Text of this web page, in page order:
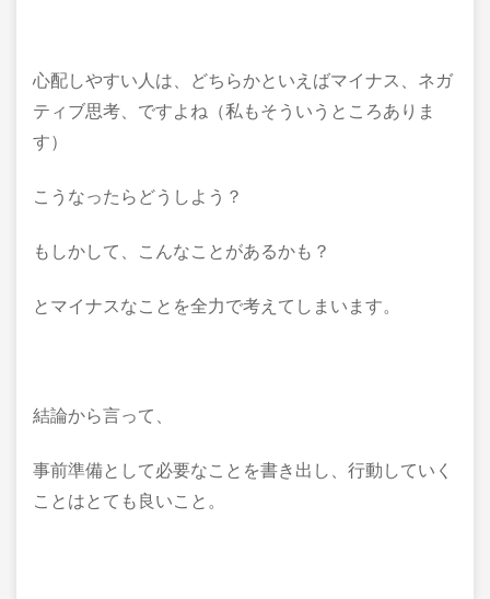
心配しやすい人は、どちらかといえばマイナス、ネガ
ティブ思考、ですよね（私もそういうところありま
す）
こうなったらどうしよう？
もしかして、こんなことがあるかも？
とマイナスなことを全力で考えてしまいます。
結論から言って、
事前準備として必要なことを書き出し、行動していく
ことはとても良いこと。